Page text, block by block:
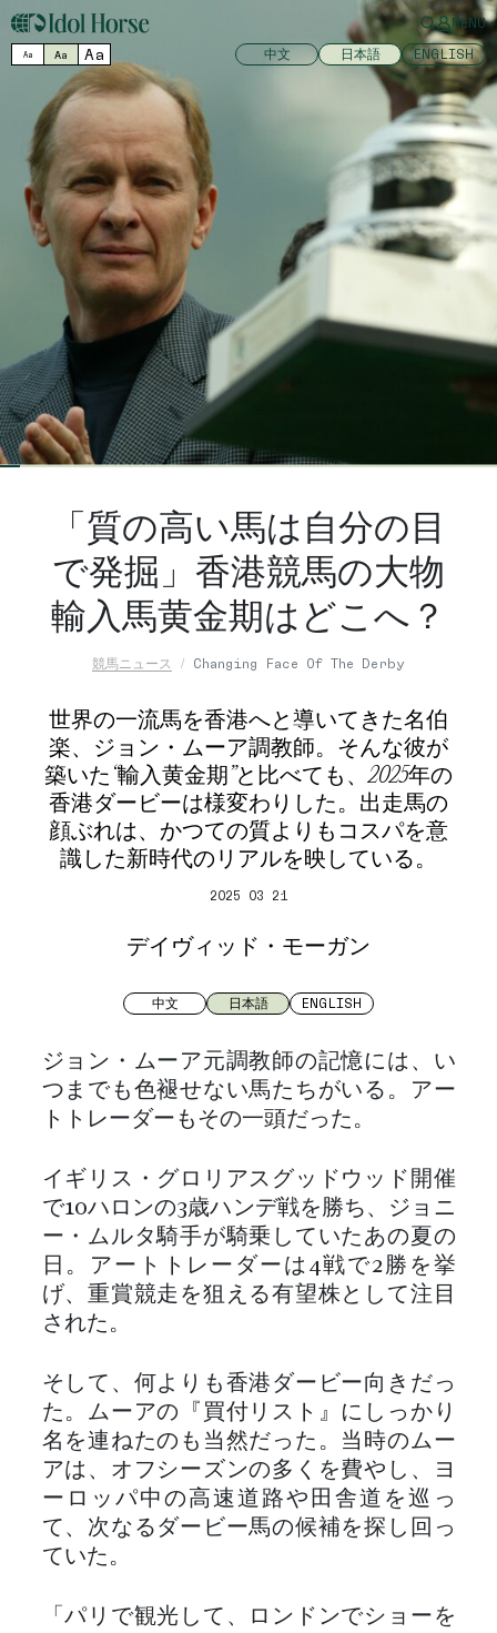
MENU
Aa Aa Aa 中文 日本語 ENGLISH
「質の高い馬は自分の目
で発掘」香港競馬の大物
輸入馬黄金期はどこへ？
競馬ニュース Changing Face Of The Derby
世界の一流馬を香港へと導いてきた名伯
楽、ジョン・ムーア調教師。そんな彼が
築いた“輸入黄金期”と比べても、2025年の
香港ダービーは様変わりした。出走馬の
顔ぶれは、かつての質よりもコスパを意
識した新時代のリアルを映している。
2025 03 21
デイヴィッド・モーガン
中文 日本語 ENGLISH
ジョン・ムーア元調教師の記憶には、い
つまでも色褪せない馬たちがいる。アー
トトレーダーもその一頭だった。
イギリス・グロリアスグッドウッド開催
で10ハロンの3歳ハンデ戦を勝ち、ジョニ
ー・ムルタ騎手が騎乗していたあの夏の
日。アートトレーダーは4戦で2勝を挙
げ、重賞競走を狙える有望株として注目
された。
そして、何よりも香港ダービー向きだっ
た。ムーアの『買付リスト』にしっかり
名を連ねたのも当然だった。当時のムー
アは、オフシーズンの多くを費やし、ヨ
ーロッパ中の高速道路や田舎道を巡っ
て、次なるダービー馬の候補を探し回っ
ていた。
「パリで観光して、ロンドンでショーを